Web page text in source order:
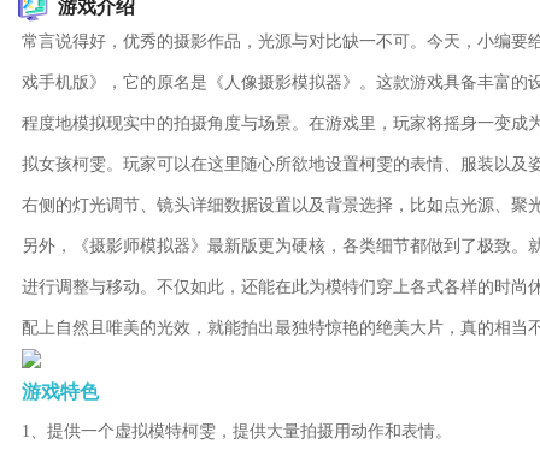
游戏介绍
常言说得好，优秀的摄影作品，光源与对比缺一不可。今天，小编
戏手机版》，它的原名是《人像摄影模拟器》。这款游戏具备丰富
程度地模拟现实中的拍摄角度与场景。在游戏里，玩家将摇身一变
拟女孩柯雯。玩家可以在这里随心所欲地设置柯雯的表情、服装以及
右侧的灯光调节、镜头详细数据设置以及背景选择，比如点光源、
另外，《摄影师模拟器》最新版更为硬核，各类细节都做到了极致
进行调整与移动。不仅如此，还能在此为模特们穿上各式各样的时
配上自然且唯美的光效，就能拍出最独特惊艳的绝美大片，真的相当
游戏特色
1、提供一个虚拟模特柯雯，提供大量拍摄用动作和表情。